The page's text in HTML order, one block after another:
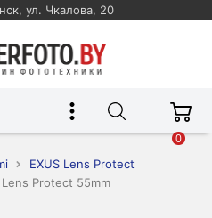
ул. Чкалова, 20
0
EXUS Lens Protect
Protect 55mm